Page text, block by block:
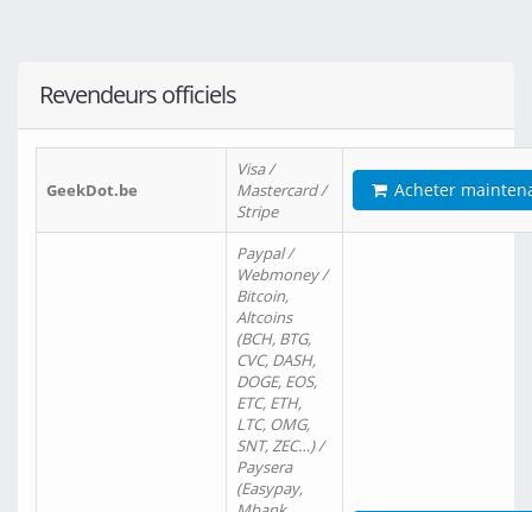
Revendeurs officiels
GeekDot.be
Visa /
Mastercard /
Stripe
Acheter
Paypal /
Webmoney /
Bitcoin,
Altcoins
(BCH, BTG,
CVC, DASH,
DOGE, EOS,
ETC, ETH,
LTC, OMG,
SNT, ZEC…) /
Paysera
(Easypay,